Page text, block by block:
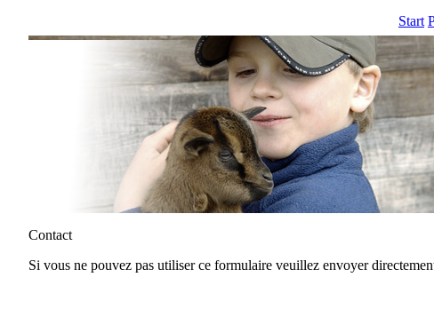
Start
Contact
Si vous ne pouvez pas utiliser ce formulaire veuillez envoyer